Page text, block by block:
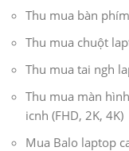
Thu mua bàn
Thu mua chuột
Thu mua tai ngh
Thu mua màn
icnh (FHD, 2K, 4K)
Mua Balo laptop